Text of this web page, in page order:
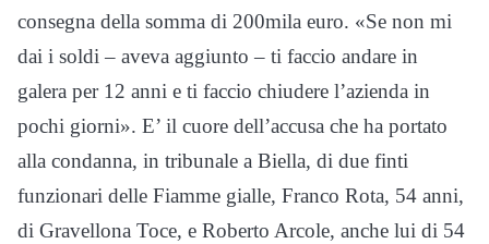
consegna della somma di 200mila euro. «Se non mi
dai i soldi – aveva aggiunto – ti faccio andare in
galera per 12 anni e ti faccio chiudere l’azienda in
pochi giorni». E’ il cuore dell’accusa che ha portato
alla condanna, in tribunale a Biella, di due finti
funzionari delle Fiamme gialle, Franco Rota, 54 anni,
di Gravellona Toce, e Roberto Arcole, anche lui di 54